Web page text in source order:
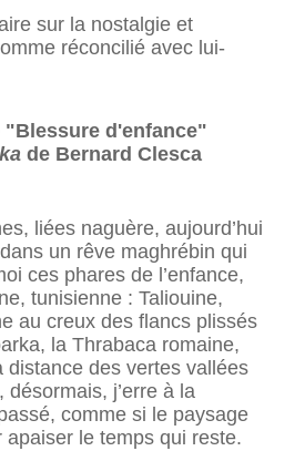
sur la nostalgie et
réconcilié avec lui-
"Blessure d'enfance"
de Bernard Clesca
liées naguère, aujourd’hui
un rêve maghrébin qui
ces phares de l’enfance,
tunisienne : Taliouine,
au creux des flancs plissés
la Thrabaca romaine,
distance des vertes vallées
j’erre à la
comme si le paysage
apaiser le temps qui reste.